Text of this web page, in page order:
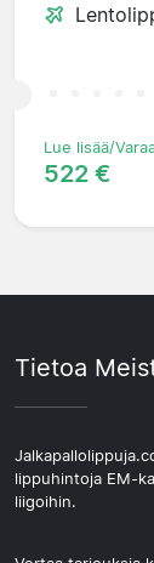
Lue lisää/
522 €
Tietoa
lippuhintoja EM-
liigoihin.